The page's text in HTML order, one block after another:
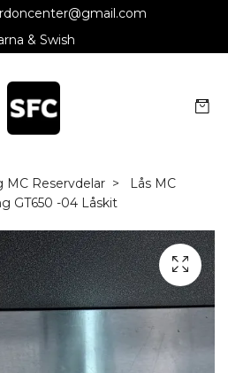
& Swish
MC Reservdelar
Lås MC
GT650 -04 Låskit